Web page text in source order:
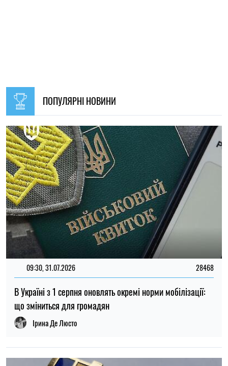
09:30, 31.07.2026
В Україні з 1 серпня оновлять окремі норми мобілізації:
що зміниться для громадян
Ірина Де Люсто
19:34, 22.07.2026
Статус «Ветеран праці» у 2026 році: хто може оформити
та які пільги передбачені